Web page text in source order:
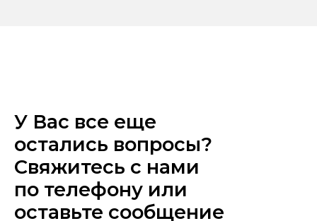
У Вас все еще
остались вопросы?
Свяжитесь с нами
по телефону или
оставьте сообщение